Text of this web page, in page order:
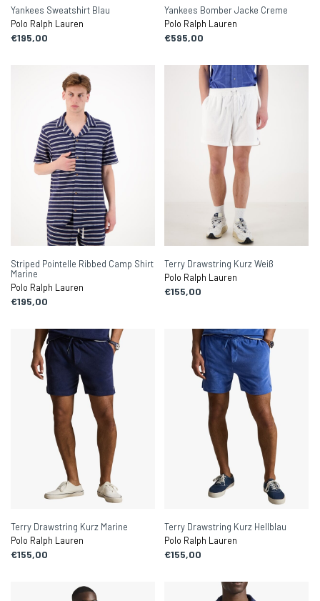
Yankees Sweatshirt Blau
Polo Ralph Lauren
€195,00
Yankees Bomber Jacke Creme
Polo Ralph Lauren
€595,00
Striped Pointelle Ribbed Camp Shirt
Marine
Polo Ralph Lauren
€195,00
Terry Drawstring Kurz Weiß
Polo Ralph Lauren
€155,00
Terry Drawstring Kurz Marine
Polo Ralph Lauren
€155,00
Terry Drawstring Kurz Hellblau
Polo Ralph Lauren
€155,00